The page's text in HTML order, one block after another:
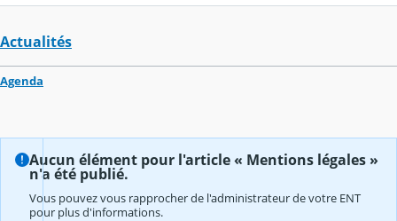
Actualités
Agenda
Aucun élément pour l'article « Mentions légales »
n'a été publié.
Vous pouvez vous rapprocher de l'administrateur de votre ENT
pour plus d'informations.